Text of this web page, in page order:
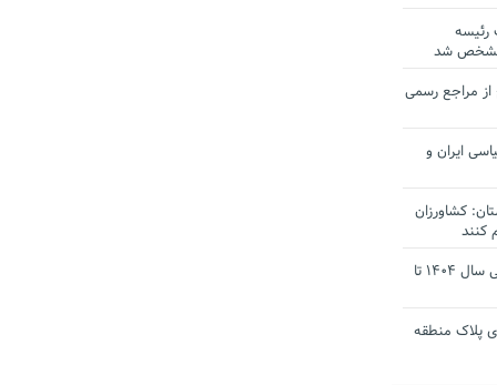
مشخص شد
از مراجع رسمی
ایران و
کشاورزان
کنند
تمدید مهلت اظهارنامه‌های مالیاتی سال ۱۴۰۴ تا
پلاک منطقه